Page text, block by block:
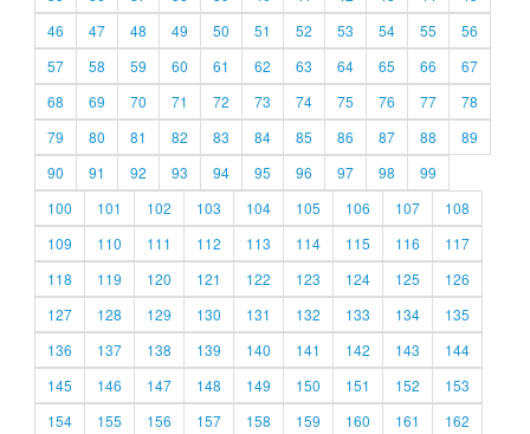
46
47 48 49 50 51 52 53 54 55
56
57
58 59 60 61 62 63 64 65 66
67
68
69 70 71 72 73 74 75 76 77
78
79
80 81 82 83 84 85 86 87 88
89
90
91 92 93 94 95 96 97 98
99
100
101 102 103 104 105 106 107
108
109
110 111 112 113 114 115 116
117
118
119 120 121 122 123 124 125
126
127
128 129 130 131 132 133 134
135
136
137 138 139 140 141 142 143
144
145
146 147 148 149 150 151 152
153
154
155 156 157 158 159 160 161
162